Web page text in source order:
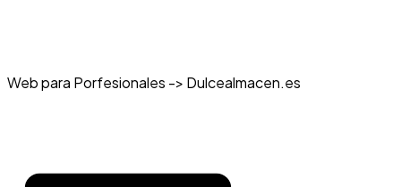
Web para Porfesionales -> Dulcealmacen.es